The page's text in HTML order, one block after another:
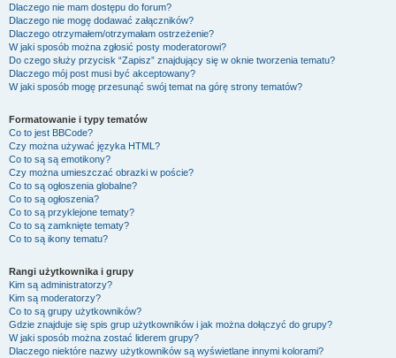
Dlaczego nie mam dostępu do forum?
Dlaczego nie mogę dodawać załączników?
Dlaczego otrzymałem/otrzymałam ostrzeżenie?
W jaki sposób można zgłosić posty moderatorowi?
Do czego służy przycisk “Zapisz” znajdujący się w oknie tworzenia tematu?
Dlaczego mój post musi być akceptowany?
W jaki sposób mogę przesunąć swój temat na górę strony tematów?
Formatowanie i typy tematów
Co to jest BBCode?
Czy można używać języka HTML?
Co to są są emotikony?
Czy można umieszczać obrazki w poście?
Co to są ogłoszenia globalne?
Co to są ogłoszenia?
Co to są przyklejone tematy?
Co to są zamknięte tematy?
Co to są ikony tematu?
Rangi użytkownika i grupy
Kim są administratorzy?
Kim są moderatorzy?
Co to są grupy użytkowników?
Gdzie znajduje się spis grup użytkowników i jak można dołączyć do grupy?
W jaki sposób można zostać liderem grupy?
Dlaczego niektóre nazwy użytkowników są wyświetlane innymi kolorami?